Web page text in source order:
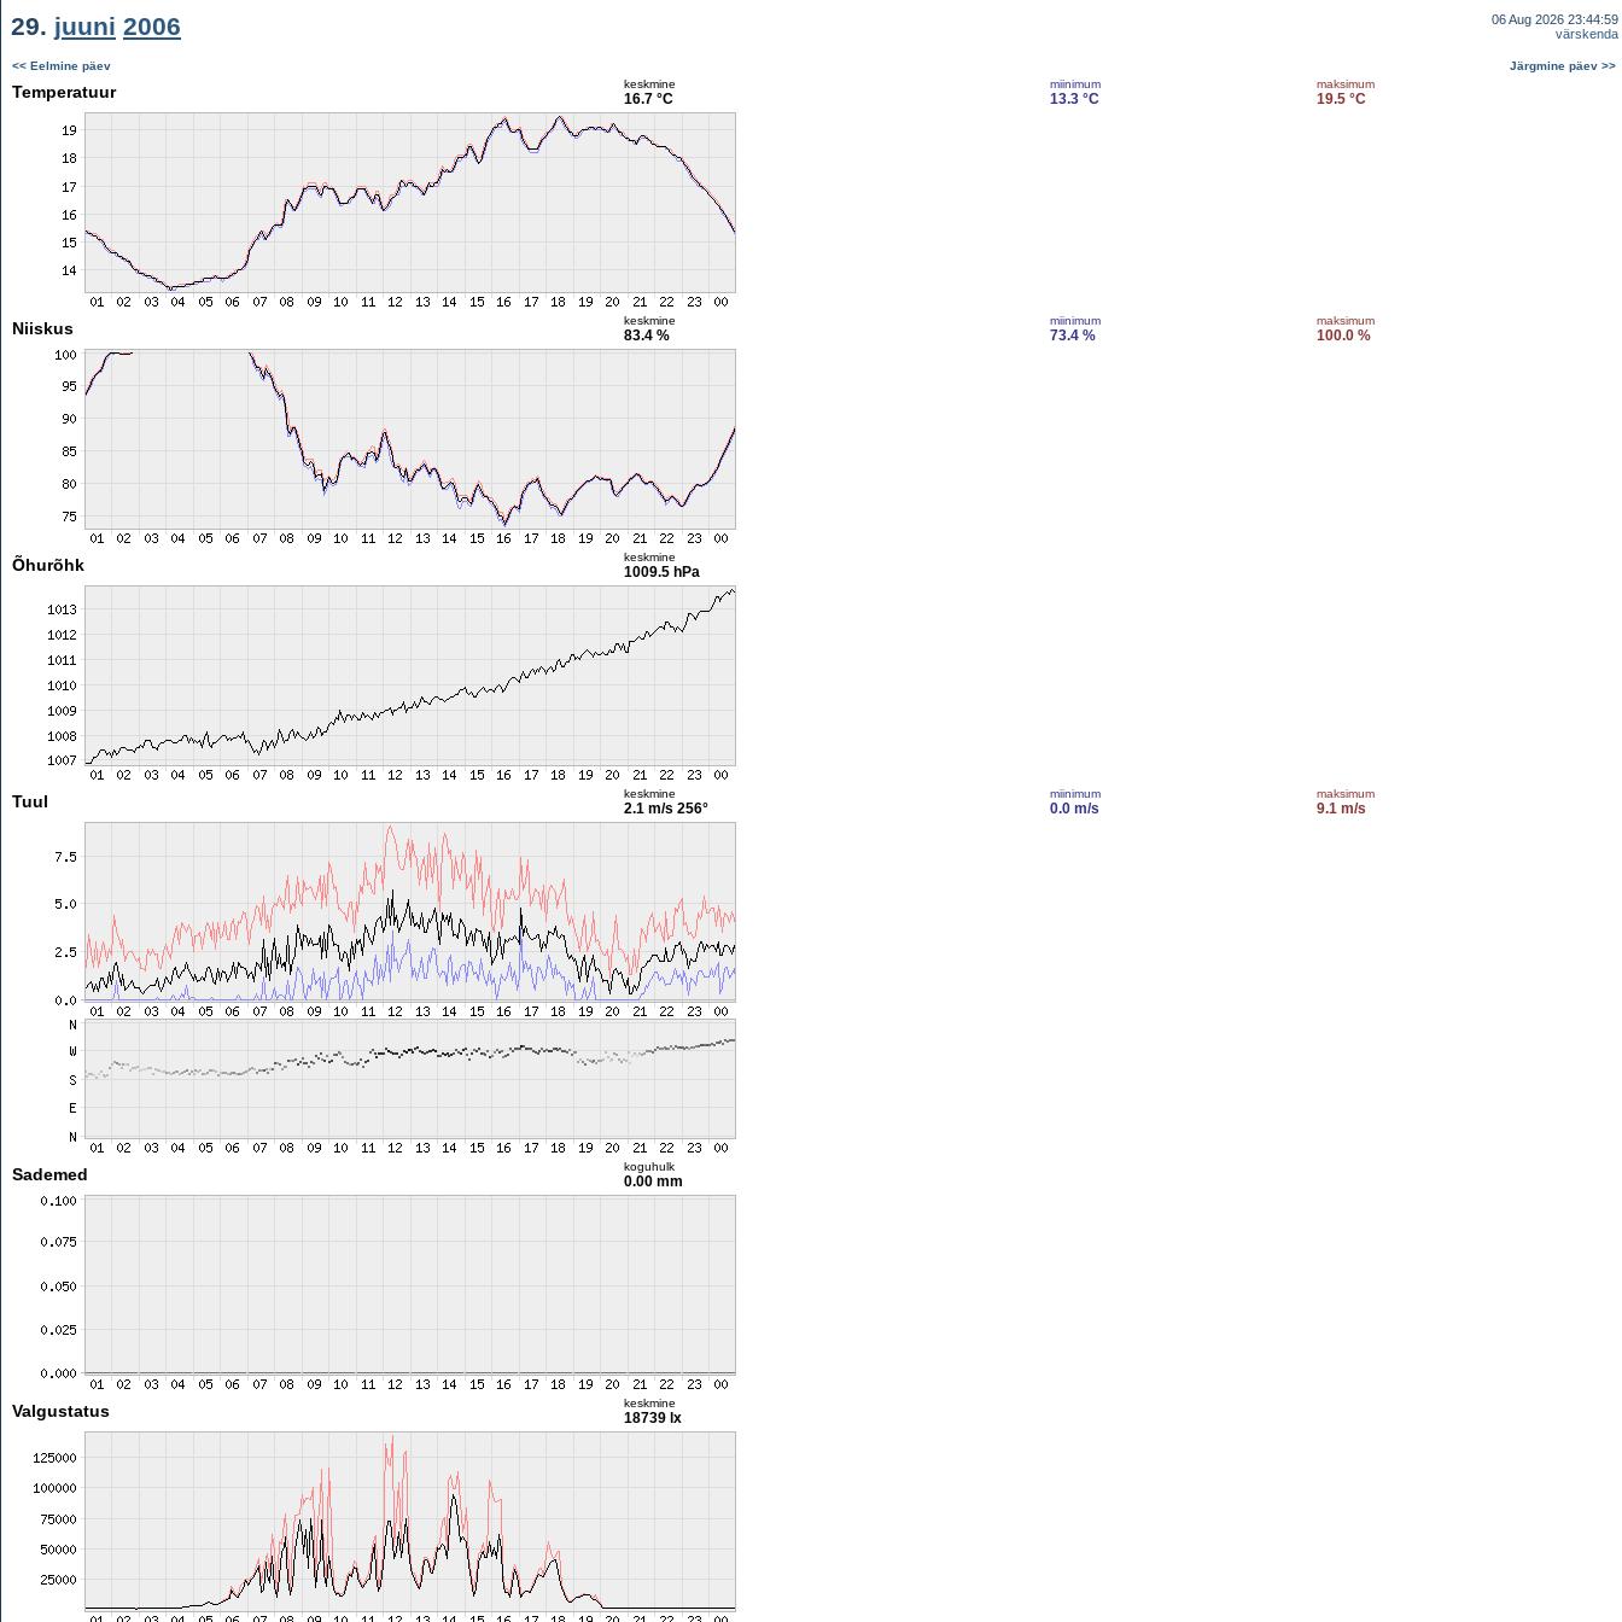
29. juuni 2006
06 Aug 2026 23:44:59
värskenda
<< Eelmine päev Järgmine päev >>
Temperatuur keskmine
16.7 °C
miinimum
13.3 °C
maksimum
19.5 °C
Niiskus keskmine
83.4 %
miinimum
73.4 %
maksimum
100.0 %
Õhurõhk keskmine
1009.5 hPa
Tuul keskmine
2.1 m/s 256°
miinimum
0.0 m/s
maksimum
9.1 m/s
Sademed koguhulk
0.00 mm
Valgustatus keskmine
18739 lx